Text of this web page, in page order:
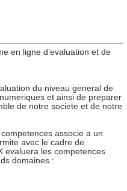
en ligne d’evaluation et de
du niveau general de
et ainsi de preparer
de notre societe et de notre
associe a un
avec le cadre de
evaluera les competences
domaines :